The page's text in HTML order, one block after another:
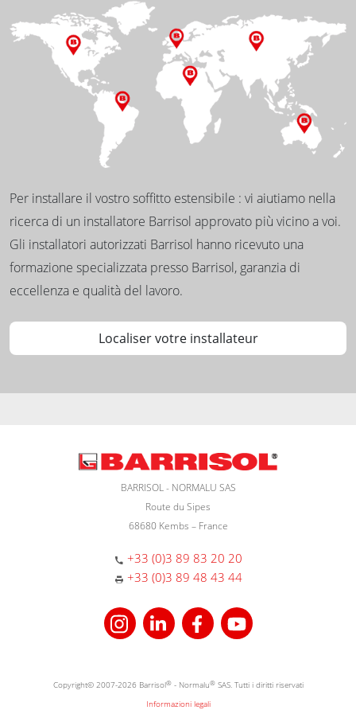
Per installare il vostro soffitto estensibile : vi aiutiamo nella
ricerca di un installatore Barrisol approvato più vicino a voi.
Gli installatori autorizzati Barrisol hanno ricevuto una
formazione specializzata presso Barrisol, garanzia di
eccellenza e qualità del lavoro.
Localiser votre installateur
BARRISOL - NORMALU SAS
Route du Sipes
68680 Kembs – France
+33 (0)3 89 83 20 20
+33 (0)3 89 48 43 44
Copyright© 2007-2026 Barrisol®- Normalu®SAS. Tutti i diritti riservati
Informazioni legali